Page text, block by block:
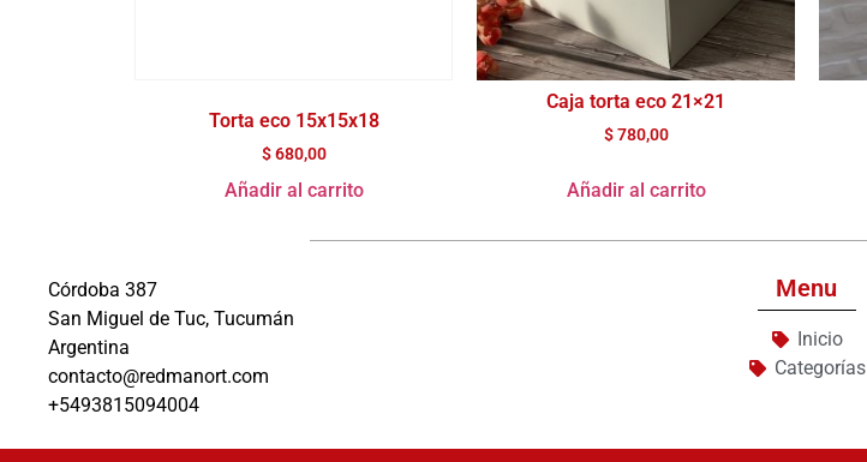
Torta eco 15x15x18
$680,00
Añadir al carrito
Caja torta eco 21×21
$780,00
Añadir al carrito
Córdoba 387
San Miguel de Tuc, Tucumán
Argentina
contacto@redmanort.com
+5493815094004
Menu
Inicio
Categorías